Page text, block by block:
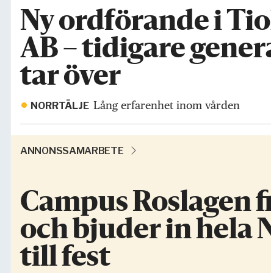
Ny ordförande i
AB – tidigare
tar över
NORRTÄLJE Lång erfarenhet inom vården
ANNONSSAMARBETE
Campus Roslagen
och bjuder in hela
till fest